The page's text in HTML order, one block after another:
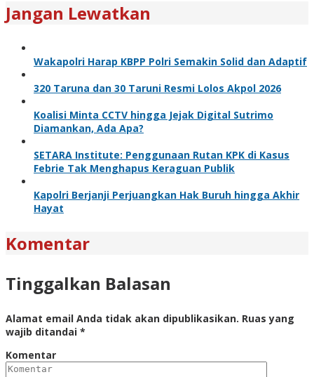
Jangan Lewatkan
Wakapolri Harap KBPP Polri Semakin Solid dan Adaptif
320 Taruna dan 30 Taruni Resmi Lolos Akpol 2026
Koalisi Minta CCTV hingga Jejak Digital Sutrimo
Diamankan, Ada Apa?
SETARA Institute: Penggunaan Rutan KPK di Kasus
Febrie Tak Menghapus Keraguan Publik
Kapolri Berjanji Perjuangkan Hak Buruh hingga Akhir
Hayat
Komentar
Tinggalkan Balasan
Alamat email Anda tidak akan dipublikasikan. Ruas yang
wajib ditandai *
Komentar